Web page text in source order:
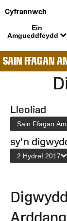
Cyfrannwch
Ein
Amgueddfeydd
SAIN FFAGAN
Lleoliad
Sain Ffagan
sy'n
2 Hydref 2017